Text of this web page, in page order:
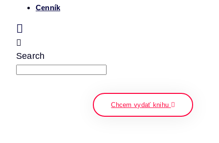
Cenník
Search
Chcem vydať knihu